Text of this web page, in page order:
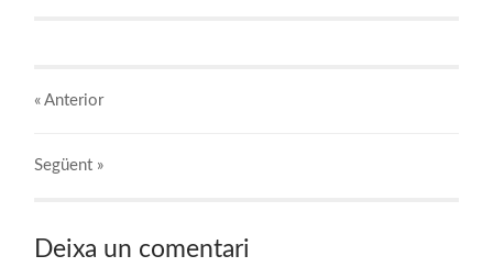
« Anterior
Següent »
Deixa un comentari